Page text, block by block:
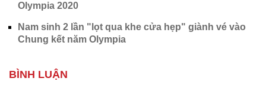
Olympia 2020
Nam sinh 2 lần "lọt qua khe cửa hẹp" giành vé vào
Chung kết năm Olympia